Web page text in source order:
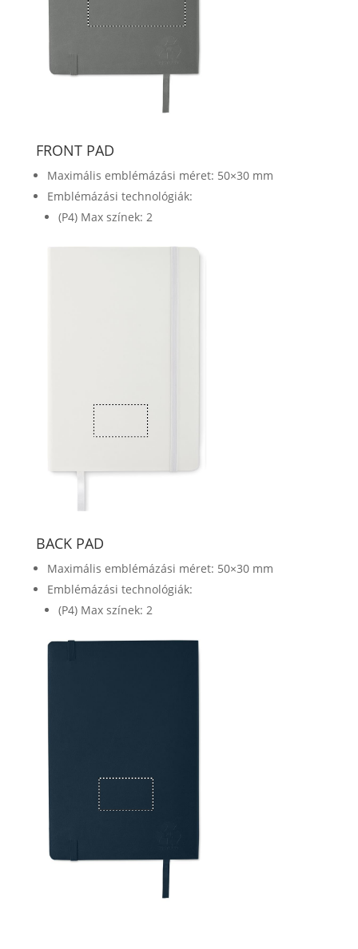
FRONT PAD
Maximális emblémázási méret: 50×30 mm
Emblémázási technológiák:
(P4) Max színek: 2
BACK PAD
Maximális emblémázási méret: 50×30 mm
Emblémázási technológiák:
(P4) Max színek: 2